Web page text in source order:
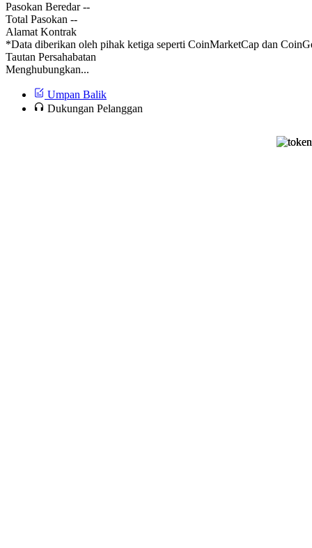
Pasokan Beredar--
Total Pasokan --
Alamat Kontrak
*Data diberikan oleh pihak ketiga seperti CoinMarketCap dan
Tautan Persahabatan
Menghubungkan...
Umpan Balik
Dukungan Pelanggan